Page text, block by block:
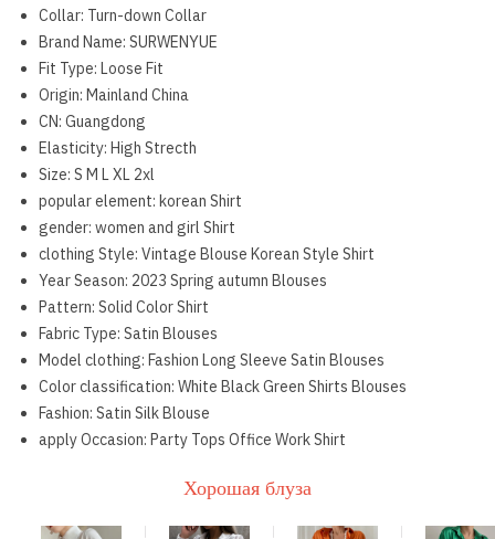
Collar: Turn-down Collar
Brand Name: SURWENYUE
Fit Type: Loose Fit
Origin: Mainland China
CN: Guangdong
Elasticity: High Strecth
Size: S M L XL 2xl
popular element: korean Shirt
gender: women and girl Shirt
clothing Style: Vintage Blouse Korean Style Shirt
Year Season: 2023 Spring autumn Blouses
Pattern: Solid Color Shirt
Fabric Type: Satin Blouses
Model clothing: Fashion Long Sleeve Satin Blouses
Color classification: White Black Green Shirts Blouses
Fashion: Satin Silk Blouse
apply Occasion: Party Tops Office Work Shirt
Хорошая блуза